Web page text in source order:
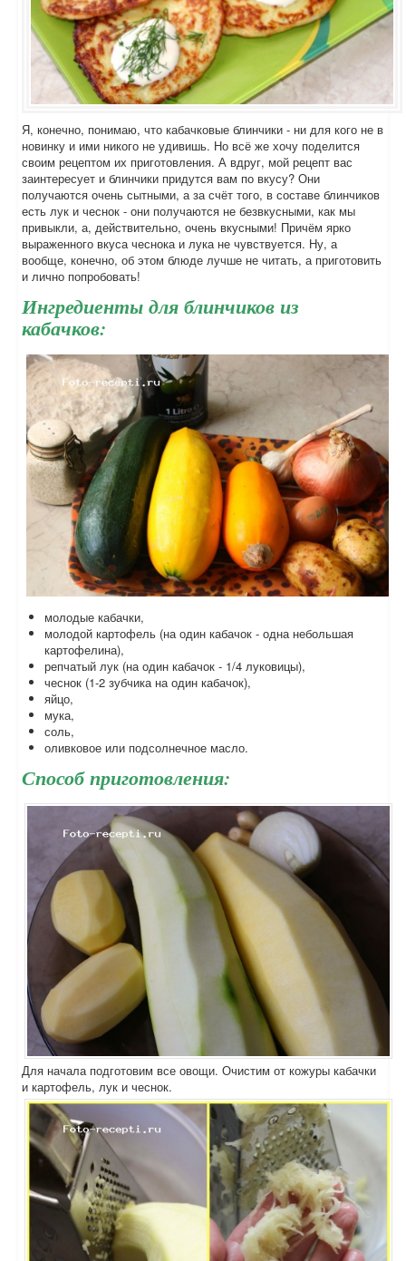
Я, конечно, понимаю, что кабачковые блинчики - ни для кого не в
новинку и ими никого не удивишь. Но всё же хочу поделится
своим рецептом их приготовления. А вдруг, мой рецепт вас
заинтересует и блинчики придутся вам по вкусу? Они
получаются очень сытными, а за счёт того, в составе блинчиков
есть лук и чеснок - они получаются не безвкусными, как мы
привыкли, а, действительно, очень вкусными! Причём ярко
выраженного вкуса чеснока и лука не чувствуется. Ну, а
вообще, конечно, об этом блюде лучше не читать, а приготовить
и лично попробовать!
Ингредиенты для блинчиков из
кабачков:
молодые кабачки,
молодой картофель (на один кабачок - одна небольшая
картофелина),
репчатый лук (на один кабачок - 1/4 луковицы),
чеснок (1-2 зубчика на один кабачок),
яйцо,
мука,
соль,
оливковое или подсолнечное масло.
Способ приготовления:
Для начала подготовим все овощи. Очистим от кожуры кабачки
и картофель, лук и чеснок.